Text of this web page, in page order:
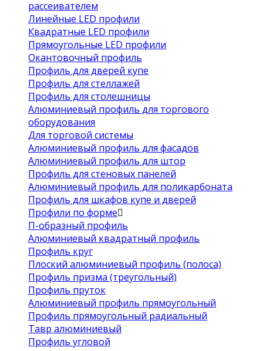
рассеивателем
Линейные LED профили
Квадратные LED профили
Прямоугольные LED профили
Окантовочный профиль
Профиль для дверей купе
Профиль для стеллажей
Профиль для столешницы
Алюминиевый профиль для торгового
оборудования
Для торговой системы
Алюминиевый профиль для фасадов
Алюминиевый профиль для штор
Профиль для стеновых панелей
Алюминиевый профиль для поликарбоната
Профиль для шкафов купе и дверей
Профили по форме
П-образный профиль
Алюминиевый квадратный профиль
Профиль круг
Плоский алюминиевый профиль (полоса)
Профиль призма (треугольный)
Профиль пруток
Алюминиевый профиль прямоугольный
Профиль прямоугольный радиальный
Тавр алюминиевый
Профиль угловой